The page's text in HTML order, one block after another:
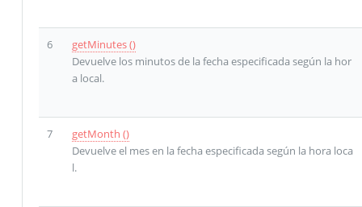
6
getMinutes ()
Devuelve los minutos de la fecha especificada según la hor
a local.
7
getMonth ()
Devuelve el mes en la fecha especificada según la hora loca
l.